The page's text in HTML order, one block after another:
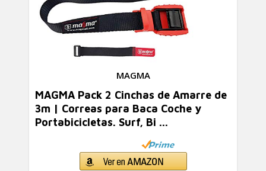
MAGMA
MAGMA Pack 2 Cinchas de Amarre de
3m | Correas para Baca Coche y
Portabicicletas. Surf, Bi ...